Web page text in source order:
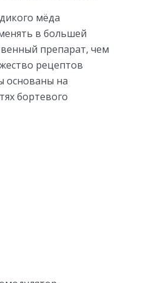
мёда
в большей
препарат, чем
рецептов
основаны на
бортевого